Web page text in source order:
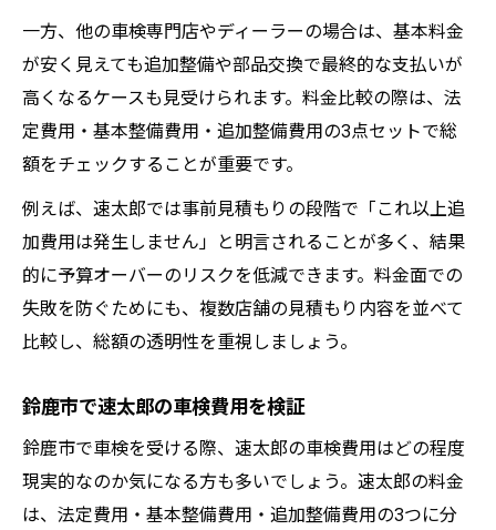
一方、他の車検専門店やディーラーの場合は、基本料金
が安く見えても追加整備や部品交換で最終的な支払いが
高くなるケースも見受けられます。料金比較の際は、法
定費用・基本整備費用・追加整備費用の3点セットで総
額をチェックすることが重要です。
例えば、速太郎では事前見積もりの段階で「これ以上追
加費用は発生しません」と明言されることが多く、結果
的に予算オーバーのリスクを低減できます。料金面での
失敗を防ぐためにも、複数店舗の見積もり内容を並べて
比較し、総額の透明性を重視しましょう。
鈴鹿市で速太郎の車検費用を検証
鈴鹿市で車検を受ける際、速太郎の車検費用はどの程度
現実的なのか気になる方も多いでしょう。速太郎の料金
は、法定費用・基本整備費用・追加整備費用の3つに分